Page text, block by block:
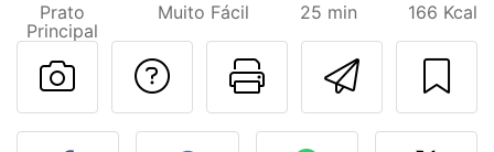
Prato
Principal
Muito Fácil 25 min 166 Kcal
Imprima
Falar com o autor
Fez esta receita?